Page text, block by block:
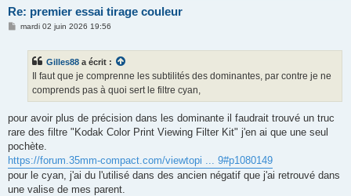
Re: premier essai tirage couleur
Mmardi 02 juin 2026 19:56
Gilles88 a écrit :
Il faut que je comprenne les subtilités des dominantes, par contre je ne
comprends pas à quoi sert le filtre cyan,
pour avoir plus de précision dans les dominante il faudrait trouvé un truc
rare des filtre "Kodak Color Print Viewing Filter Kit" j'en ai que une seul
pochète.
https://forum.35mm-compact.com/viewtopi ... 9#p1080149
pour le cyan, j'ai du l'utilisé dans des ancien négatif que j'ai retrouvé dans
une valise de mes parent.